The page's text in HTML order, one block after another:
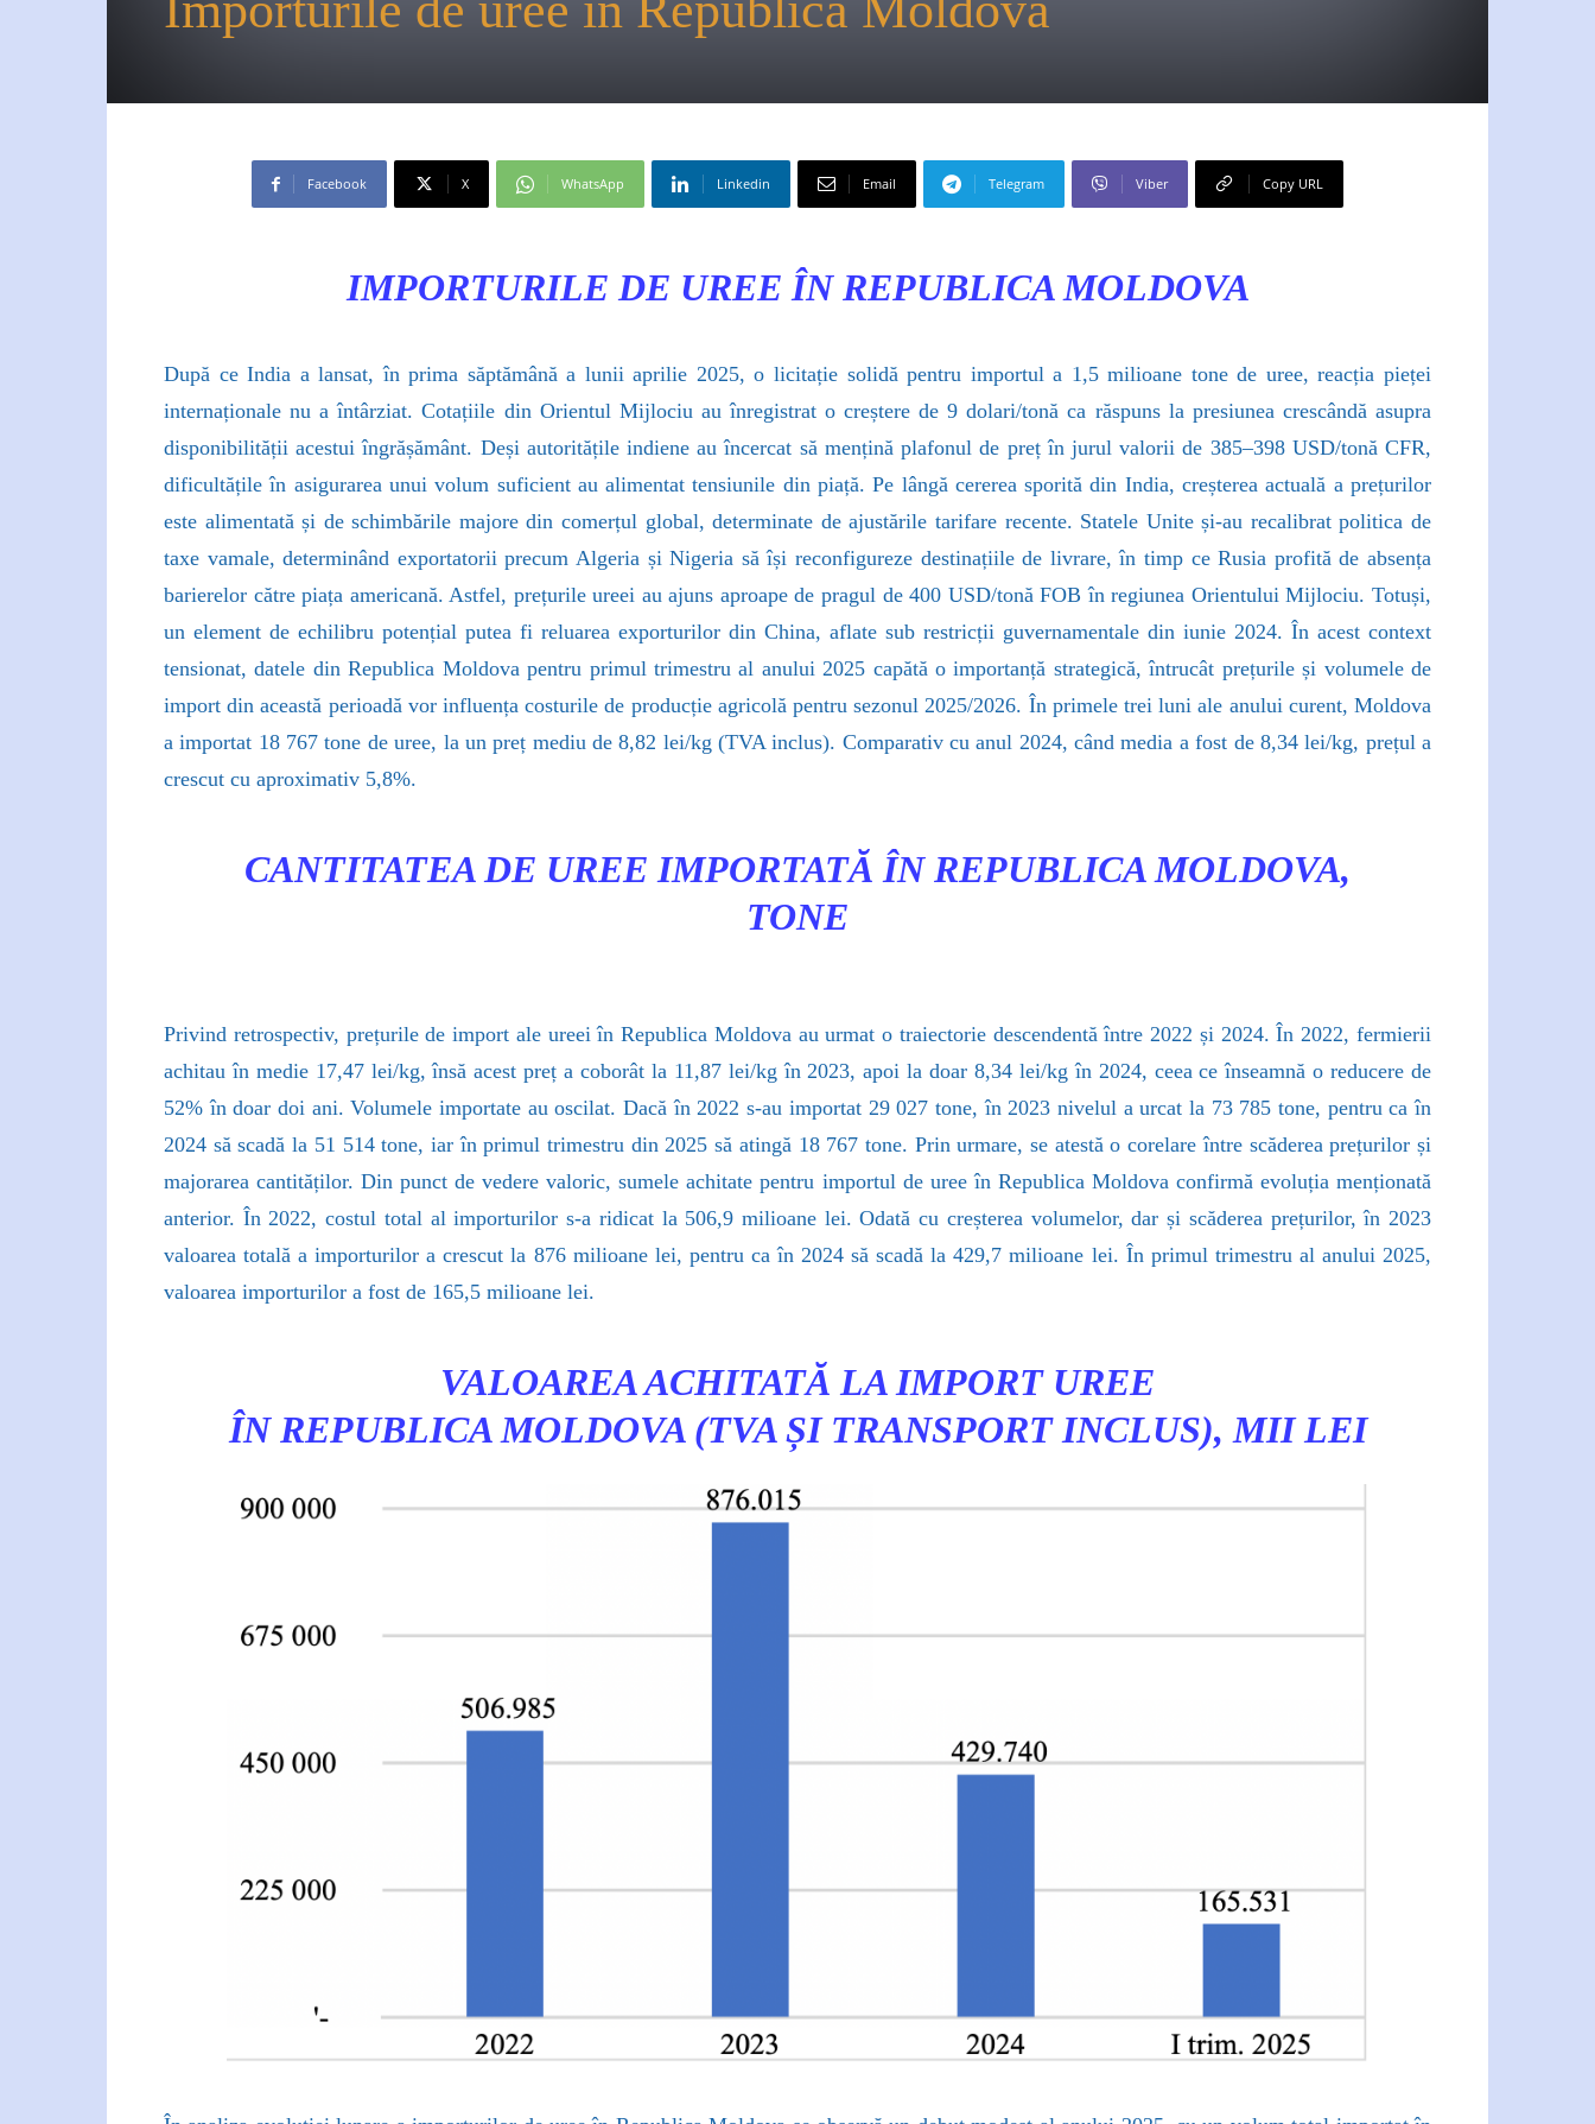
Facebook X WhatsApp Linkedin Email Telegram Viber Copy URL
IMPORTURILE DE UREE ÎN REPUBLICA MOLDOVA
După ce India a lansat, în prima săptămână a lunii aprilie 2025, o licitație solidă pentru importul a 1,5 milioane tone de uree, reacția pieței
internaționale nu a întârziat. Cotațiile din Orientul Mijlociu au înregistrat o creștere de 9 dolari/tonă ca răspuns la presiunea crescândă asupra
disponibilității acestui îngrășământ. Deși autoritățile indiene au încercat să mențină plafonul de preț în jurul valorii de 385–398 USD/tonă CFR,
dificultățile în asigurarea unui volum suficient au alimentat tensiunile din piață. Pe lângă cererea sporită din India, creșterea actuală a prețurilor
este alimentată și de schimbările majore din comerțul global, determinate de ajustările tarifare recente. Statele Unite și-au recalibrat politica de
taxe vamale, determinând exportatorii precum Algeria și Nigeria să își reconfigureze destinațiile de livrare, în timp ce Rusia profită de absența
barierelor către piața americană. Astfel, prețurile ureei au ajuns aproape de pragul de 400 USD/tonă FOB în regiunea Orientului Mijlociu. Totuși,
un element de echilibru potențial putea fi reluarea exporturilor din China, aflate sub restricții guvernamentale din iunie 2024. În acest context
tensionat, datele din Republica Moldova pentru primul trimestru al anului 2025 capătă o importanță strategică, întrucât prețurile și volumele de
import din această perioadă vor influența costurile de producție agricolă pentru sezonul 2025/2026. În primele trei luni ale anului curent, Moldova
a importat 18 767 tone de uree, la un preț mediu de 8,82 lei/kg (TVA inclus). Comparativ cu anul 2024, când media a fost de 8,34 lei/kg, prețul a
crescut cu aproximativ 5,8%.
CANTITATEA DE UREE IMPORTATĂ ÎN REPUBLICA MOLDOVA,
TONE
Privind retrospectiv, prețurile de import ale ureei în Republica Moldova au urmat o traiectorie descendentă între 2022 și 2024. În 2022, fermierii
achitau în medie 17,47 lei/kg, însă acest preț a coborât la 11,87 lei/kg în 2023, apoi la doar 8,34 lei/kg în 2024, ceea ce înseamnă o reducere de
52% în doar doi ani. Volumele importate au oscilat. Dacă în 2022 s-au importat 29 027 tone, în 2023 nivelul a urcat la 73 785 tone, pentru ca în
2024 să scadă la 51 514 tone, iar în primul trimestru din 2025 să atingă 18 767 tone. Prin urmare, se atestă o corelare între scăderea prețurilor și
majorarea cantităților. Din punct de vedere valoric, sumele achitate pentru importul de uree în Republica Moldova confirmă evoluția menționată
anterior. În 2022, costul total al importurilor s-a ridicat la 506,9 milioane lei. Odată cu creșterea volumelor, dar și scăderea prețurilor, în 2023
valoarea totală a importurilor a crescut la 876 milioane lei, pentru ca în 2024 să scadă la 429,7 milioane lei. În primul trimestru al anului 2025,
valoarea importurilor a fost de 165,5 milioane lei.
VALOAREA ACHITATĂ LA IMPORT UREE
ÎN REPUBLICA MOLDOVA (TVA ȘI TRANSPORT INCLUS), MII LEI